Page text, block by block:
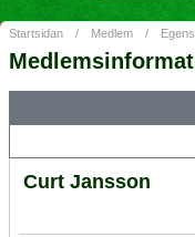
Startsidan / Medlem /
Curt Jansson